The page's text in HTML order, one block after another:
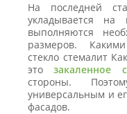
На последней
укладывается на
выполняются
размеров.
стекло стемалит
этозакаленное
стороны.
универсальным и
фасадов.